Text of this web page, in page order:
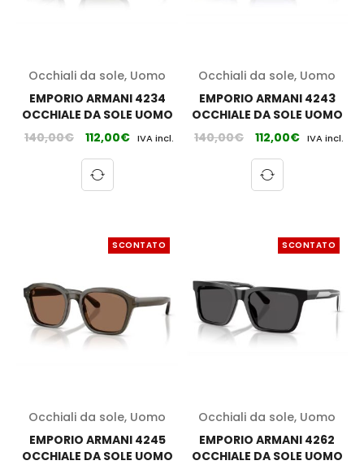
Occhiali da sole, Uomo
EMPORIO ARMANI 4234
OCCHIALE DA SOLE UOMO
140,00€ 112,00€ IVA incl.
Occhiali da sole, Uomo
EMPORIO ARMANI 4243
OCCHIALE DA SOLE UOMO
140,00€ 112,00€ IVA incl.
SCONTATO
Occhiali da sole, Uomo
EMPORIO ARMANI 4245
OCCHIALE DA SOLE UOMO
SCONTATO
Occhiali da sole, Uomo
EMPORIO ARMANI 4262
OCCHIALE DA SOLE UOMO